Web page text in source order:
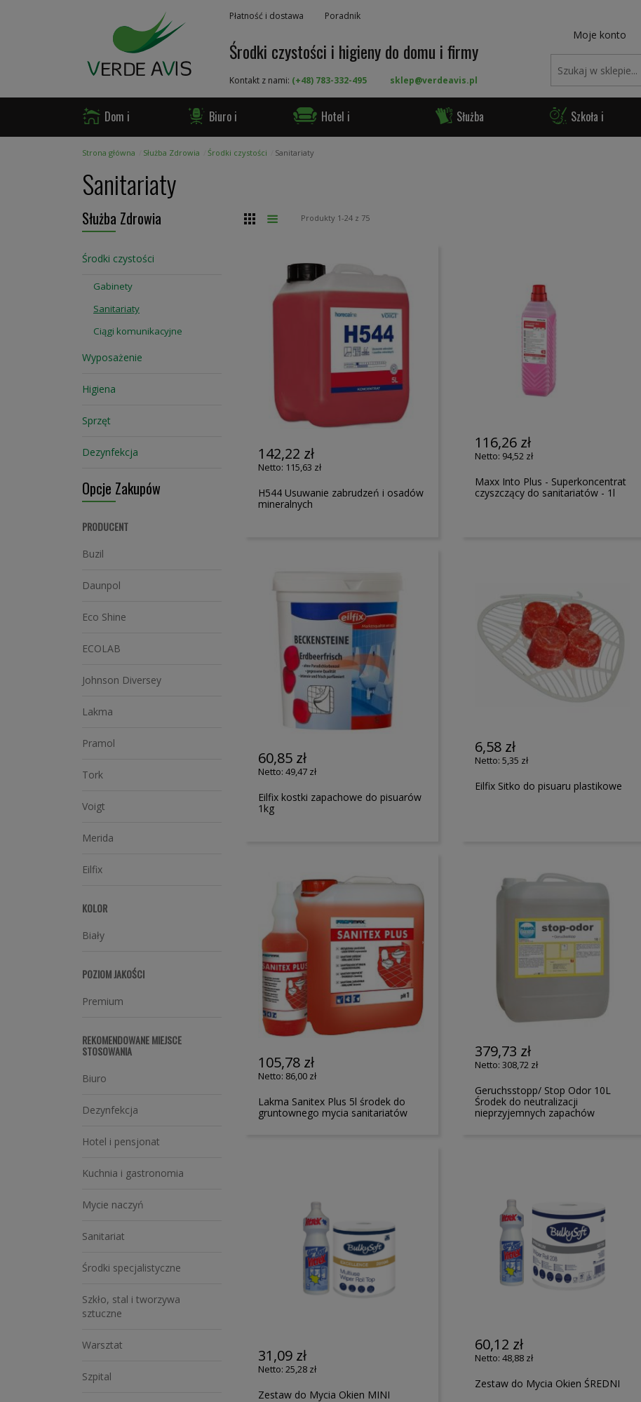
Płatność i dostawa Poradnik
Środki czystości i higieny do domu i firmy
Kontakt z nami: (+48) 783-332-495 sklep@verdeavis.pl
Moje konto
Dom i
Ogród
Biuro i
Firma
Hotel i
Gastronomia
Służba Szkoła i
Strona główna Służba Zdrowia Środki czystości Sanitariaty
Sanitariaty
Siatka
ListaProdukty 1-24 z 75
142,22 zł
115,63 zł
H544 Usuwanie zabrudzeń i osadów
mineralnych
116,26 zł
94,52 zł
Maxx Into Plus - Superkoncentrat
czyszczący do sanitariatów - 1l
60,85 zł
49,47 zł
Eilfix kostki zapachowe do pisuarów
1kg
6,58 zł
5,35 zł
Eilfix Sitko do pisuaru plastikowe
105,78 zł
86,00 zł
Lakma Sanitex Plus 5l środek do
gruntownego mycia sanitariatów
379,73 zł
308,72 zł
Geruchsstopp/ Stop Odor 10L
Środek do neutralizacji
nieprzyjemnych zapachów
31,09 zł
25,28 zł
Zestaw do Mycia Okien MINI
60,12 zł
48,88 zł
Zestaw do Mycia Okien ŚREDNI
Służba Zdrowia
Środki czystości
Gabinety
Sanitariaty
Ciągi komunikacyjne
Wyposażenie
Higiena
Sprzęt
Dezynfekcja
Opcje Zakupów
PRODUCENT
Buzil
Daunpol
Eco Shine
ECOLAB
Johnson Diversey
Lakma
Pramol
Tork
Voigt
Merida
Eilfix
KOLOR
Biały
POZIOM JAKOŚCI
Premium
REKOMENDOWANE MIEJSCE
STOSOWANIA
Biuro
Dezynfekcja
Hotel i pensjonat
Kuchnia i gastronomia
Mycie naczyń
Sanitariat
Środki specjalistyczne
Szkło, stal i tworzywa
sztuczne
Warsztat
Szpital